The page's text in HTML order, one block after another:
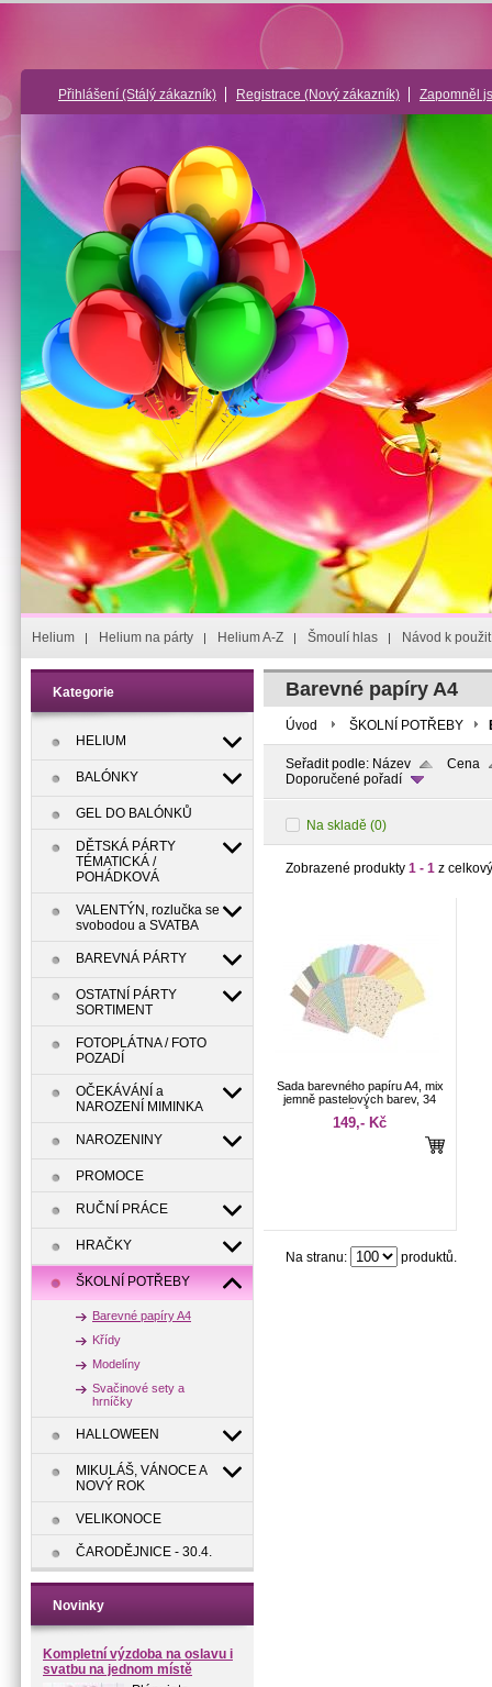
Přihlášení (Stálý zákazník) Registrace (Nový zákazník) Zapomněl
Helium Helium na párty Helium A-Z Šmoulí hlas Návod k
Kategorie
HELIUM
BALÓNKY
GEL DO BALÓNKŮ
DĚTSKÁ PÁRTY
TÉMATICKÁ /
POHÁDKOVÁ
VALENTÝN, rozlučka se
svobodou a SVATBA
BAREVNÁ PÁRTY
OSTATNÍ PÁRTY
SORTIMENT
FOTOPLÁTNA / FOTO
POZADÍ
OČEKÁVÁNÍ a
NAROZENÍ MIMINKA
NAROZENINY
PROMOCE
RUČNÍ PRÁCE
HRAČKY
ŠKOLNÍ POTŘEBY
Barevné papíry A4
Křídy
Modelíny
Svačinové sety a
hrníčky
HALLOWEEN
MIKULÁŠ, VÁNOCE A
NOVÝ ROK
VELIKONOCE
ČARODĚJNICE - 30.4.
Novinky
Kompletní výzdoba na oslavu i
svatbu na jednom místě
Barevné papíry A4
Úvod ŠKOLNÍ POTŘEBY
Seřadit podle: Název
Cena
Doporučené pořadí
Na skladě (0)
Zobrazené produkty 1 - 1 z
Sada barevného papíru A4, mix
jemně pastelových barev, 34
listů
149,- Kč
Na stranu: produktů.